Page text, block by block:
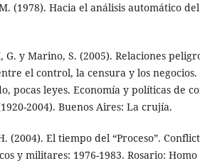
(1978). Hacia el análisis automático
G. y Marino, S. (2005). Relaciones
el control, la censura y los
pocas leyes. Economía y políticas de
2004). Buenos Aires: La crujía.
(2004). El tiempo del “Proceso”.
y militares: 1976-1983. Rosario: Homo